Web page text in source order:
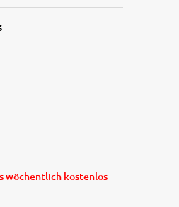
wöchentlich kostenlos